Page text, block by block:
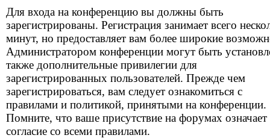
Для входа на конференцию вы должны быть
зарегистрированы. Регистрация занимает всего
минут, но предоставляет вам более широкие
Администратором конференции могут быть
также дополнительные привилегии для
зарегистрированных пользователей. Прежде чем
зарегистрироваться, вам следует ознакомиться с
правилами и политикой, принятыми на конференции.
Помните, что ваше присутствие на форумах означает
согласие со всеми правилами.